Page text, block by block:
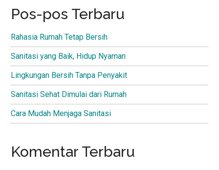
Pos-pos Terbaru
Rahasia Rumah Tetap Bersih
Sanitasi yang Baik, Hidup Nyaman
Lingkungan Bersih Tanpa Penyakit
Sanitasi Sehat Dimulai dari Rumah
Cara Mudah Menjaga Sanitasi
Komentar Terbaru